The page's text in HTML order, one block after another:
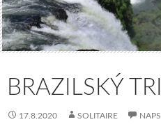
BRAZILSKÝ
17.8.2020 SOLITAIRE